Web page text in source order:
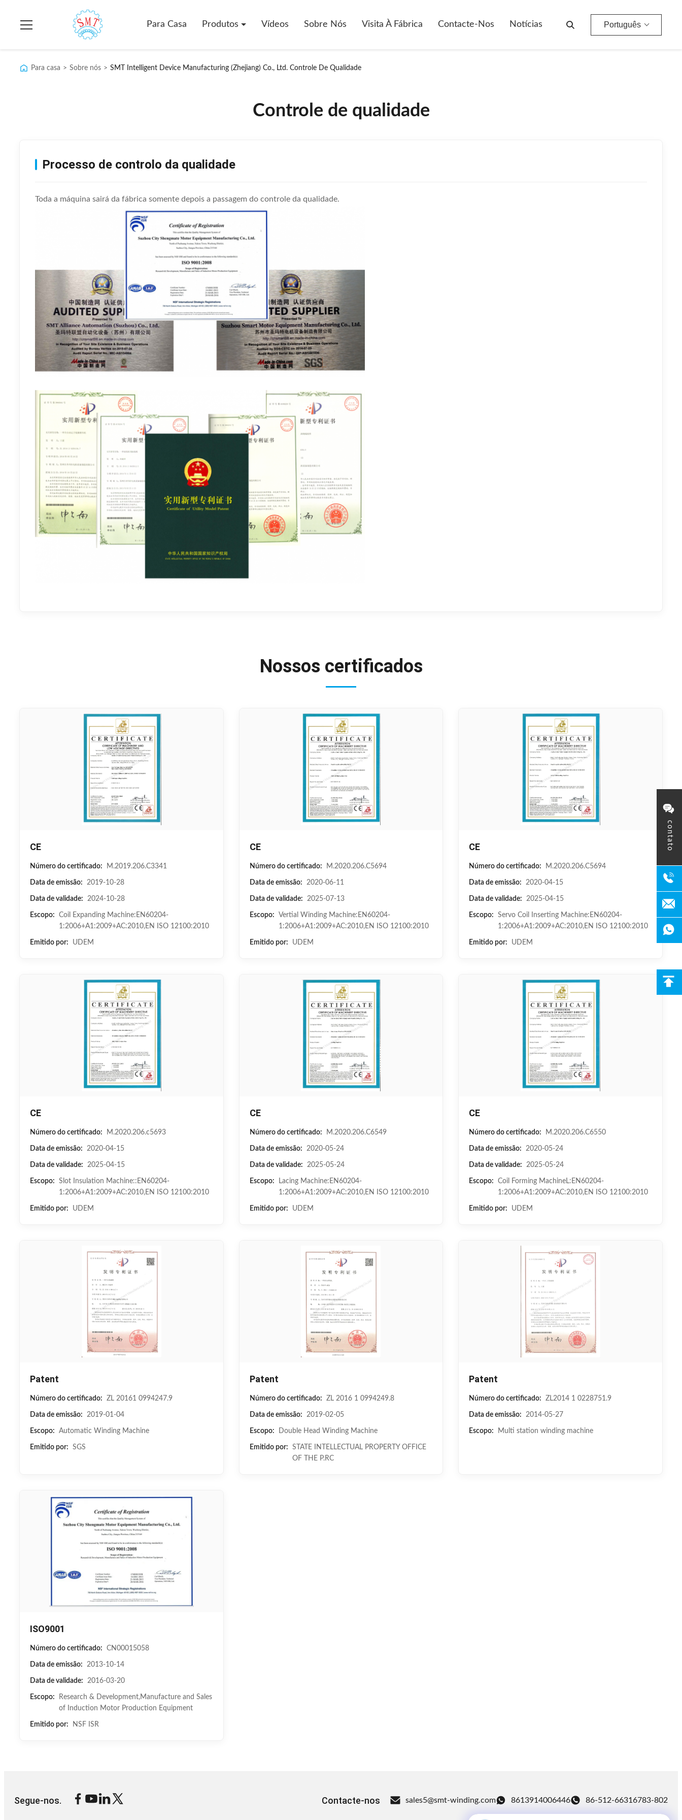
contato
Para Casa Produtos Vídeos Sobre Nós Visita À Fábrica Contacte-Nos Notícias Português
Para casa > Sobre nós > SMT Intelligent Device Manufacturing (Zhejiang) Co., Ltd. Controle De Qualidade
Controle de qualidade
Processo de controlo da qualidade
Toda a máquina sairá da fábrica somente depois a passagem do controle da qualidade.
Nossos certificados
CE
Número do certificado: M.2019.206.C3341
Data de emissão: 2019-10-28
Data de validade: 2024-10-28
Escopo:
Coil Expanding Machine:EN60204-
1:2006+A1:2009+AC:2010,EN ISO 12100:2010
Emitido por: UDEM
CE
Número do certificado: M.2020.206.C5694
Data de emissão: 2020-06-11
Data de validade: 2025-07-13
Escopo:
Vertial Winding Machine:EN60204-
1:2006+A1:2009+AC:2010,EN ISO 12100:2010
Emitido por: UDEM
CE
Número do certificado: M.2020.206.C5694
Data de emissão: 2020-04-15
Data de validade: 2025-04-15
Escopo:
Servo Coil Inserting Machine:EN60204-
1:2006+A1:2009+AC:2010,EN ISO 12100:2010
Emitido por: UDEM
CE
Número do certificado: M.2020.206.c5693
Data de emissão: 2020-04-15
Data de validade: 2025-04-15
Escopo:
Slot Insulation Machine::EN60204-
1:2006+A1:2009+AC:2010,EN ISO 12100:2010
Emitido por: UDEM
CE
Número do certificado: M.2020.206.C6549
Data de emissão: 2020-05-24
Data de validade: 2025-05-24
Escopo:
Lacing Machine:EN60204-
1:2006+A1:2009+AC:2010,EN ISO 12100:2010
Emitido por: UDEM
CE
Número do certificado: M.2020.206.C6550
Data de emissão: 2020-05-24
Data de validade: 2025-05-24
Escopo:
Coil Forming MachineL:EN60204-
1:2006+A1:2009+AC:2010,EN ISO 12100:2010
Emitido por: UDEM
Patent
Número do certificado: ZL 20161 0994247.9
Data de emissão: 2019-01-04
Escopo: Automatic Winding Machine
Emitido por: SGS
Patent
Número do certificado: ZL 2016 1 0994249.8
Data de emissão: 2019-02-05
Escopo: Double Head Winding Machine
Emitido por:
STATE INTELLECTUAL PROPERTY OFFICE
OF THE P.RC
Patent
Número do certificado: ZL2014 1 0228751.9
Data de emissão: 2014-05-27
Escopo: Multi station winding machine
ISO9001
Número do certificado: CN00015058
Data de emissão: 2013-10-14
Data de validade: 2016-03-20
Escopo:
Research & Development,Manufacture and Sales
of Induction Motor Production Equipment
Emitido por: NSF ISR
Segue-nos. Contacte-nos sales5@smt-winding.com 8613914006446 86-512-66316783-802